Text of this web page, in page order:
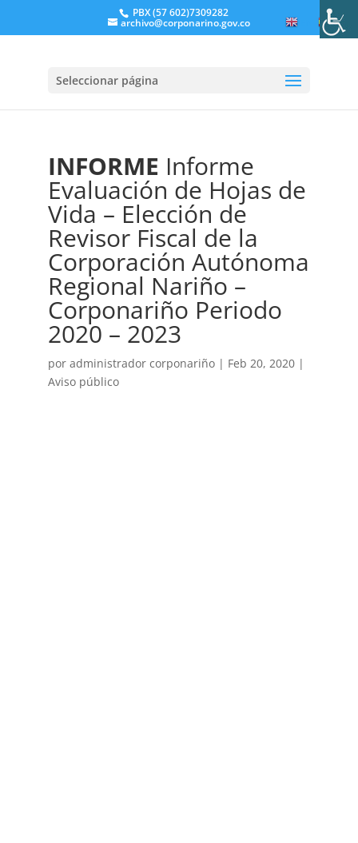
PBX (57 602)7309282
archivo@corponarino.gov.co
Seleccionar página
INFORME Informe
Evaluación de Hojas de
Vida – Elección de
Revisor Fiscal de la
Corporación Autónoma
Regional Nariño –
Corponariño Periodo
2020 – 2023
por administrador corponariño| Feb 20, 2020|
Aviso público
ES